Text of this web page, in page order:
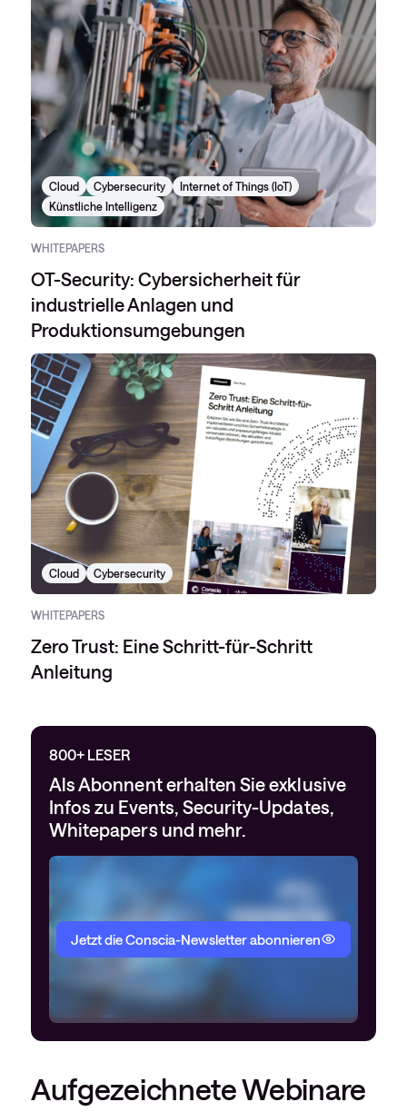
Cloud Cybersecurity
Internet of Things (IoT)
Künstliche Intelligenz
WHITEPAPERS
OT-Security: Cybersicherheit für
industrielle Anlagen und
Produktionsumgebungen
Cloud Cybersecurity
WHITEPAPERS
Zero Trust: Eine Schritt-für-Schritt
Anleitung
800+ LESER
Als Abonnent erhalten Sie exklusive
Infos zu Events, Security-Updates,
Whitepapers und mehr.
Jetzt die Conscia-Newsletter abonnieren
Aufgezeichnete Webinare